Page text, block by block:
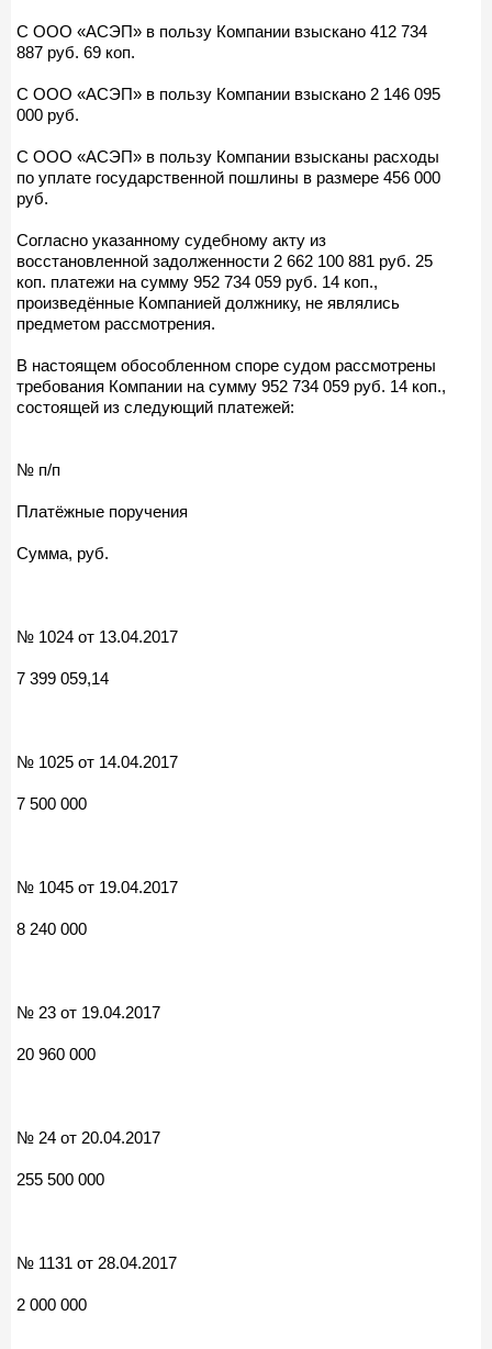
С ООО «АСЭП» в пользу Компании взыскано 412 734
887 руб. 69 коп.
С ООО «АСЭП» в пользу Компании взыскано 2 146 095
000 руб.
С ООО «АСЭП» в пользу Компании взысканы расходы
по уплате государственной пошлины в размере 456 000
руб.
Согласно указанному судебному акту из
восстановленной задолженности 2 662 100 881 руб. 25
коп. платежи на сумму 952 734 059 руб. 14 коп.,
произведённые Компанией должнику, не являлись
предметом рассмотрения.
В настоящем обособленном споре судом рассмотрены
требования Компании на сумму 952 734 059 руб. 14 коп.,
состоящей из следующий платежей:
№ п/п
Платёжные поручения
Сумма, руб.
№ 1024 от 13.04.2017
7 399 059,14
№ 1025 от 14.04.2017
7 500 000
№ 1045 от 19.04.2017
8 240 000
№ 23 от 19.04.2017
20 960 000
№ 24 от 20.04.2017
255 500 000
№ 1131 от 28.04.2017
2 000 000